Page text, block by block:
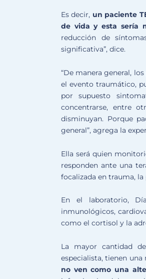
Es decir, un paciente
de vida y esta sería
reducción de
significativa”, dice.
“De manera general,
el evento traumático,
por supuesto
concentrarse, entre
disminuyan. Porque
general”, agrega la
Ella será quien
responden ante una
focalizada en trauma,
En el laboratorio,
inmunológicos,
como el cortisol y la
La mayor cantidad
especialista, tienen
no ven como una